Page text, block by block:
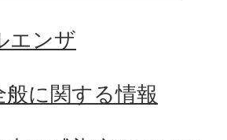
エンザ
般に関する情報